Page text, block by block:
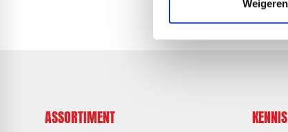
Weigeren
ASSORTIMENT